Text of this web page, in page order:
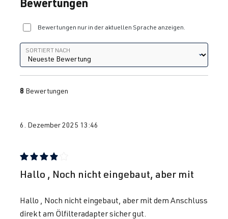
Bewertungen nur in der aktuellen Sprache anzeigen.
Sortiert nach
SORTIERT NACH
8 Bewertungen
6. Dezember 2025 13:46
Bewertung mit 4 von 5 Sternen
Hallo , Noch nicht eingebaut, aber mit
Hallo , Noch nicht eingebaut, aber mit dem Anschluss
direkt am Ölfilteradapter sicher gut.